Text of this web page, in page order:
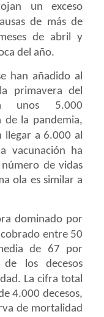
un exceso
de más de
de abril y
del año.
han añadido al
primavera del
unos 5.000
de la pandemia,
llegar a 6.000 al
vacunación ha
de vidas
ola es similar a
dominado por
cobrado entre 50
de 67 por
los decesos
. La cifra total
4.000 decesos,
de mortalidad